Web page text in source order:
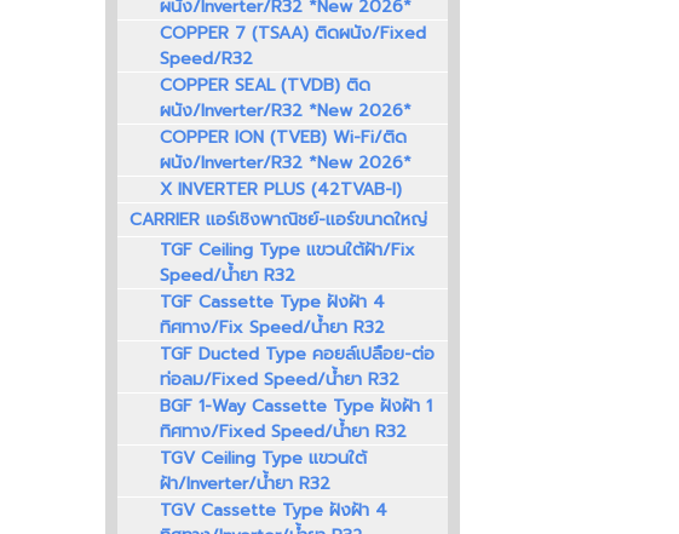
ผนัง/Inverter/R32 *New 2026*
COPPER 7 (TSAA) ติดผนัง/Fixed
Speed/R32
COPPER SEAL (TVDB) ติด
ผนัง/Inverter/R32 *New 2026*
COPPER ION (TVEB) Wi-Fi/ติด
ผนัง/Inverter/R32 *New 2026*
X INVERTER PLUS (42TVAB-I)
CARRIER แอร์เชิงพาณิชย์-แอร์ขนาดใหญ่
TGF Ceiling Type แขวนใต้ฝ้า/Fix
Speed/น้ำยา R32
TGF Cassette Type ฝังฝ้า 4
ทิศทาง/Fix Speed/น้ำยา R32
TGF Ducted Type คอยล์เปลือย-ต่อ
ท่อลม/Fixed Speed/น้ำยา R32
BGF 1-Way Cassette Type ฝังฝ้า 1
ทิศทาง/Fixed Speed/น้ำยา R32
TGV Ceiling Type แขวนใต้
ฝ้า/Inverter/น้ำยา R32
TGV Cassette Type ฝังฝ้า 4